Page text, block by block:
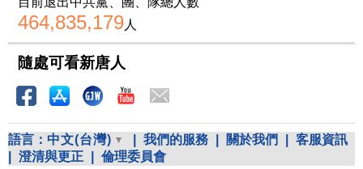
464,835,179人
隨處可看新唐人
語言： 中文(台灣) 我們的服務 關於我們
客服資訊
澄清與更正 倫理委員會